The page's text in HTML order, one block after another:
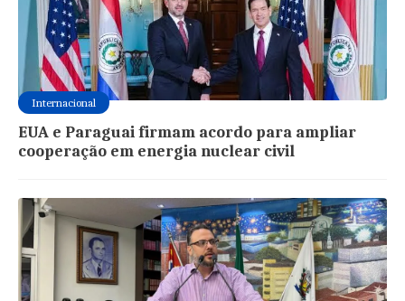
Internacional
EUA e Paraguai firmam acordo para ampliar
cooperação em energia nuclear civil